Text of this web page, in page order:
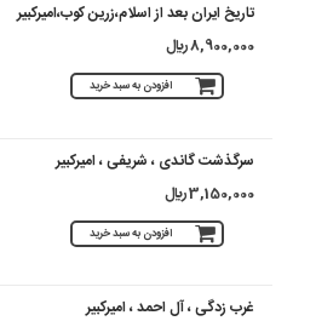
تاریخ ایران بعد از اسلام،زرین کوب،امیرکبیر
8,900,000 ريال
افزودن به سبد خرید
سرگذشت گاندی ، شریفی ، امیرکبیر
3,150,000 ريال
افزودن به سبد خرید
غرب زدگی ، آل احمد ، امیرکبیر